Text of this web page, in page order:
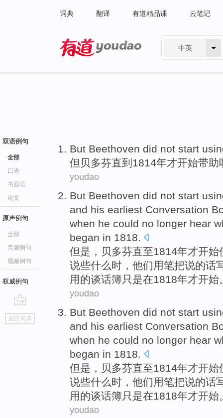
词典 翻译 有道精品课 云笔记
中英
双语例句
全部
口语
书面语
论文
原声例句
全部
音频例句
视频例句
权威例句
go
top
返回词典
But Beethoven did not start
但 贝多芬直到 1814年才开始带助
youdao
But Beethoven did not start
and his earliest Conversation
when he could no longer hear
began in 1818.
但是 ， 贝多芬直至1814年才开始
说些什么时， 他们用笔把说的话
用的谈话簿只是在1818年才开始
youdao
But Beethoven did not start
and his earliest Conversation
when he could no longer hear
began in 1818.
但是 ， 贝多芬直至1814年才开始
说些什么时， 他们 用笔把说的话
用的谈话簿 只是在1818年才开始
youdao